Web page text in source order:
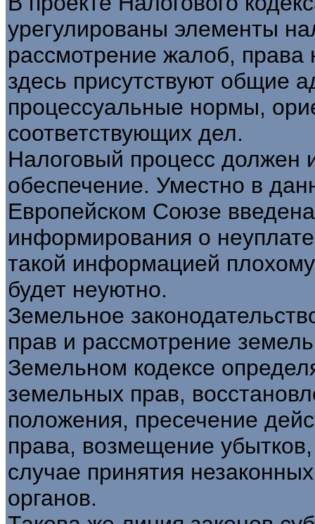
урегулированы элементы
рассмотрение жалоб,
здесь присутствуют общие
процессуальные нормы,
соответствующих дел.
Налоговый процесс
обеспечение. Уместно в
Европейском Союзе
информирования о
такой информацией
будет неуютно.
Земельное
прав и рассмотрение
Земельном кодексе
земельных прав,
положения, пресечение
права, возмещение
случае принятия
органов.